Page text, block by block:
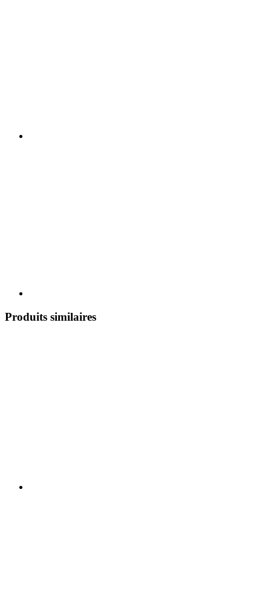
Produits similaires